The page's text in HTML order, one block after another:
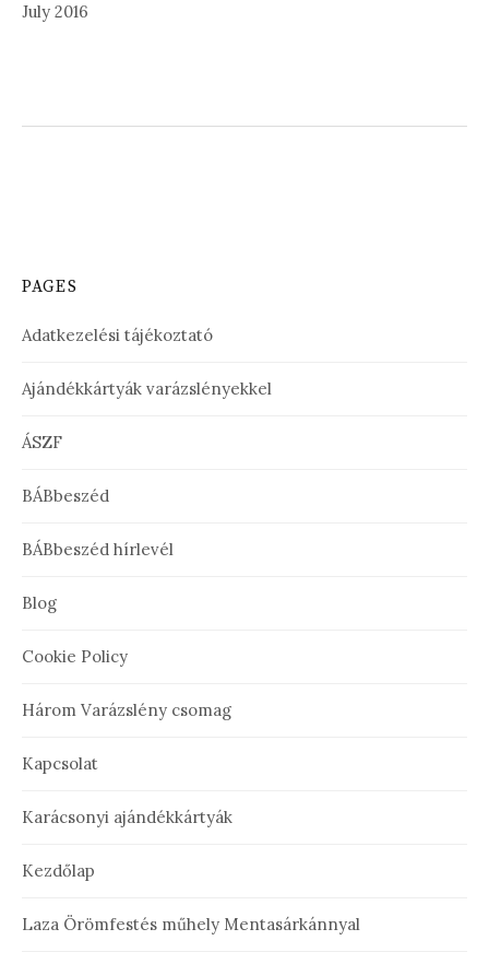
July 2016
PAGES
Adatkezelési tájékoztató
Ajándékkártyák varázslényekkel
ÁSZF
BÁBbeszéd
BÁBbeszéd hírlevél
Blog
Cookie Policy
Három Varázslény csomag
Kapcsolat
Karácsonyi ajándékkártyák
Kezdőlap
Laza Örömfestés műhely Mentasárkánnyal